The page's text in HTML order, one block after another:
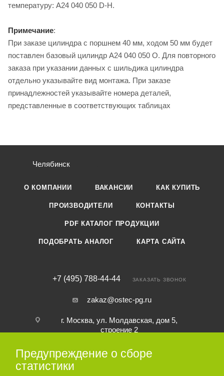
температуру: A24 040 050 D-H.
Примечание:
При заказе цилиндра с поршнем 40 мм, ходом 50 мм будет
поставлен базовый цилиндр A24 040 050 O. Для повторного
заказа при указании данных с шильдика цилиндра
отдельно указывайте вид монтажа. При заказе
принадлежностей указывайте номера деталей,
представленные в соответствующих таблицах
Челябинск
О КОМПАНИИ ВАКАНСИИ КАК КУПИТЬ
ПРОИЗВОДИТЕЛИ КОНТАКТЫ
PDF КАТАЛОГ ПРОДУКЦИИ
ПОДОБРАТЬ АНАЛОГ КАРТА САЙТА
+7 (495) 788-44-44 ЗАКАЗАТЬ ЗВОНОК
zakaz@ostec-pg.ru
г. Москва, ул. Молдавская, дом 5,
строение 2
ПОДПИСАТЬСЯ НА РАССЫЛКУ
Предупреждение о сборе
статистики